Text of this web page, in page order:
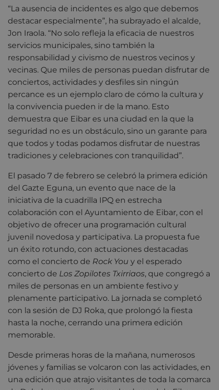
“La ausencia de incidentes es algo que debemos
destacar especialmente”, ha subrayado el alcalde,
Jon Iraola. “No solo refleja la eficacia de nuestros
servicios municipales, sino también la
responsabilidad y civismo de nuestros vecinos y
vecinas. Que miles de personas puedan disfrutar de
conciertos, actividades y desfiles sin ningún
percance es un ejemplo claro de cómo la cultura y
la convivencia pueden ir de la mano. Esto
demuestra que Eibar es una ciudad en la que la
seguridad no es un obstáculo, sino un garante para
que todos y todas podamos disfrutar de nuestras
tradiciones y celebraciones con tranquilidad”.
El pasado 7 de febrero se celebró la primera edición
del Gazte Eguna, un evento que nace de la
iniciativa de la cuadrilla IPQ en estrecha
colaboración con el Ayuntamiento de Eibar, con el
objetivo de ofrecer una programación cultural
juvenil novedosa y participativa. La propuesta fue
un éxito rotundo, con actuaciones destacadas
como el concierto de Rock You y el esperado
concierto de Los Zopilotes Txirriaos, que congregó a
miles de personas en un ambiente festivo y
plenamente participativo. La jornada se completó
con la sesión de DJ Roka, que prolongó la fiesta
hasta la noche, cerrando una primera edición
memorable.
Desde primeras horas de la mañana, numerosos
jóvenes y familias se volcaron con las actividades, en
una edición que atrajo visitantes de toda la comarca